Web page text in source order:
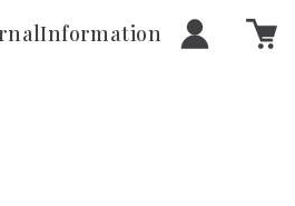
Information